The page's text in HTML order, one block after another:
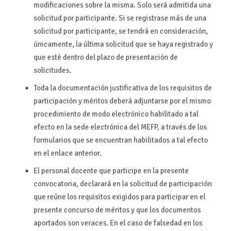
modificaciones sobre la misma. Solo será admitida una
solicitud por participante. Si se registrase más de una
solicitud por participante, se tendrá en consideración,
únicamente, la última solicitud que se haya registrado y
que esté dentro del plazo de presentación de
solicitudes.
Toda la documentación justificativa de los requisitos de
participación y méritos deberá adjuntarse por el mismo
procedimiento de modo electrónico habilitado a tal
efecto en la sede electrónica del MEFP, a través de los
formularios que se encuentran habilitados a tal efecto
en el enlace anterior.
El personal docente que participe en la presente
convocatoria, declarará en la solicitud de participación
que reúne los requisitos exigidos para participar en el
presente concurso de méritos y que los documentos
aportados son veraces. En el caso de falsedad en los